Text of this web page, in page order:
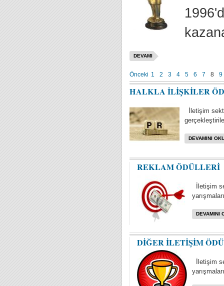
DEVAMI
Önceki 1 2 3 4 5 6 7 8 9
HALKLA İLİŞKİLER
İletişim
DEVAMINI
REKLAM ÖDÜLLERİ
İletişim
DEVAMINI
DİĞER İLETİŞİM
İletişim